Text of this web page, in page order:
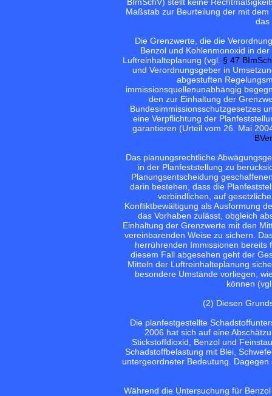
Maßstab zur Beurteilung der mit
das
Die Grenzwerte, die die
Benzol und Kohlenmonoxid in
Luftreinhalteplanung (vgl. § 47
und Verordnungsgeber in
abgestuften
immissionsquellenunabhängig
den zur Einhaltung der
Bundesimmissionsschutzgesetzes
eine Verpflichtung der
garantieren (Urteil vom 26. Mai
Das planungsrechtliche
in der Planfeststellung zu
Planungsentscheidung
darin bestehen, dass die
verbindlichen, auf
Konfliktbewältigung als Ausformung
das Vorhaben zulässt, obgleich
Einhaltung der Grenzwerte mit den
vereinbarenden Weise zu sichern.
herrührenden Immissionen bereits
diesem Fall abgesehen geht der
Mitteln der Luftreinhalteplanung
besondere Umstände vorliegen,
können
(2) Diesen
Die planfestgestellte
2006 hat sich auf eine
Stickstoffdioxid, Benzol und
Schadstoffbelastung mit Blei,
untergeordneter Bedeutung.
Während die Untersuchung für